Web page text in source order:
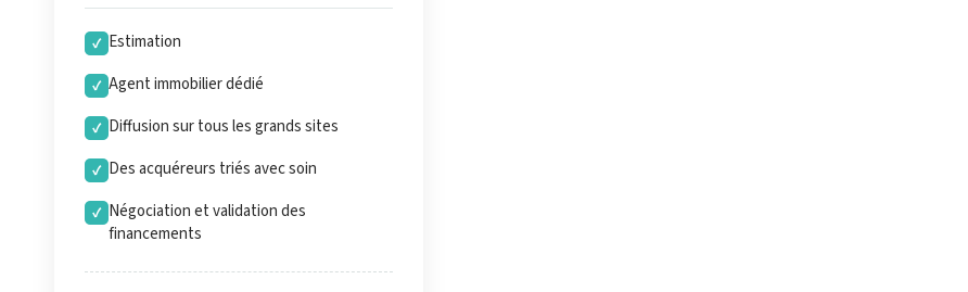
✓ Estimation
✓ Agent immobilier dédié
✓ Diffusion sur tous les grands sites
✓ Des acquéreurs triés avec soin
✓ Négociation et validation des
financements